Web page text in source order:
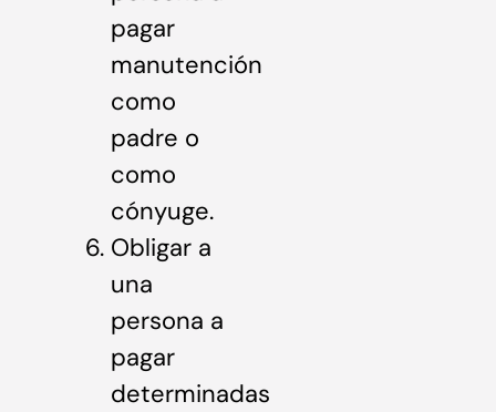
pagar
manutención
como
padre o
como
cónyuge.
Obligar a
una
persona a
pagar
determinadas